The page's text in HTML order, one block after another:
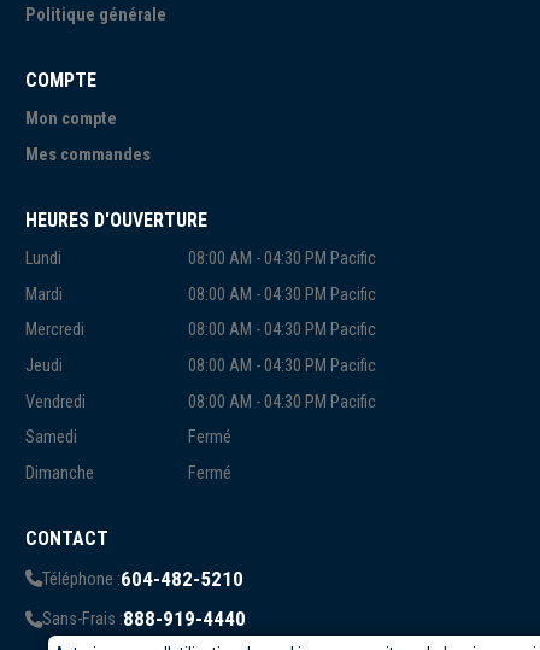
Politique générale
COMPTE
Mon compte
Mes commandes
HEURES D'OUVERTURE
Lundi
08:00 AM - 04:30 PM Pacific
Mardi
08:00 AM - 04:30 PM Pacific
Mercredi
08:00 AM - 04:30 PM Pacific
Jeudi
08:00 AM - 04:30 PM Pacific
Vendredi
08:00 AM - 04:30 PM Pacific
Samedi
Fermé
Dimanche
Fermé
CONTACT
Téléphone :604-482-5210
Sans-Frais :888-919-4440